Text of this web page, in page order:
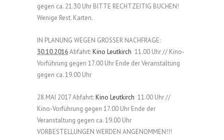
gegen ca. 21.30 Uhr BITTE RECHTZEITIG BUCHEN!
Wenige Rest. Karten.
IN PLANUNG WEGEN GROSSER NACHFRAGE:
30.10.2016Abfahrt:Kino Leutkirch 11.00 Uhr // Kino-
Vorführung gegen 17.00 Uhr Ende der Veranstaltung
gegen ca. 19.00 Uhr
28.MAI 2017 Abfahrt:Kino Leutkirch 11.00 Uhr //
Kino-Vorführung gegen 17.00 Uhr Ende der
Veranstaltung gegen ca. 19.00 Uhr
VORBESTELLUNGEN WERDEN ANGENOMMEN!!!